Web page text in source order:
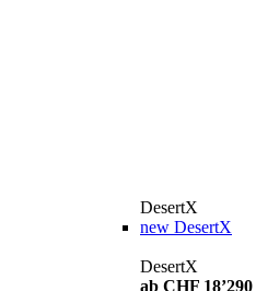
DesertX
new DesertX
DesertX
ab CHF 18’290